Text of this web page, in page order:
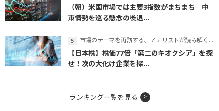
（朝）米国市場では主要3指数がまちまち 中
東情勢を巡る懸念の後退...
市場のテーマを再訪する。アナリストが読み解くテーマの本質
【日本株】株価77倍「第二のキオクシア」を探
せ！次の大化け企業を探...
ランキング一覧を見る